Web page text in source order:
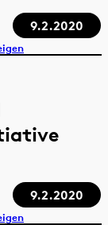
9.2.2020
9.2.2020